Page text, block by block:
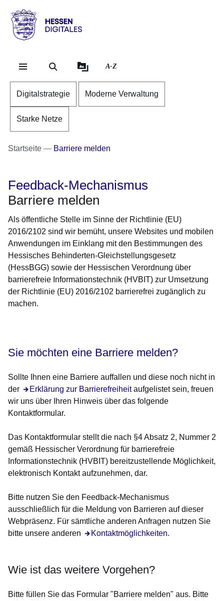
Hessen
Digitales
A-Z
Digitalstrategie Moderne Verwaltung
Starke Netze
Startseite Barriere melden
Feedback-Mechanismus
Barriere melden
Als öffentliche Stelle im Sinne der Richtlinie (EU)
2016/2102 sind wir bemüht, unsere Websites und mobilen
Anwendungen im Einklang mit den Bestimmungen des
Hessisches Behinderten-Gleichstellungsgesetz
(HessBGG) sowie der Hessischen Verordnung über
barrierefreie Informationstechnik (HVBIT) zur Umsetzung
der Richtlinie (EU) 2016/2102 barrierefrei zugänglich zu
machen.
Sie möchten eine Barriere melden?
Sollte Ihnen eine Barriere auffallen und diese noch nicht in
der
Erklärung zur Barrierefreiheit
Öffnet sich in einem neuen Fensteraufgelistet sein, freuen
wir uns über Ihren Hinweis über das folgende
Kontaktformular.
Das Kontaktformular stellt die nach §4 Absatz 2, Nummer 2
gemäß Hessischer Verordnung für barrierefreie
Informationstechnik (HVBIT) bereitzustellende Möglichkeit,
elektronisch Kontakt aufzunehmen, dar.
Bitte nutzen Sie den Feedback-Mechanismus
ausschließlich für die Meldung von Barrieren auf dieser
Webpräsenz. Für sämtliche anderen Anfragen nutzen Sie
bitte unsere anderen
Kontaktmöglichkeiten
Öffnet sich in einem neuen Fenster
.
Wie ist das weitere Vorgehen?
Bitte füllen Sie das Formular "Barriere melden" aus. Bitte